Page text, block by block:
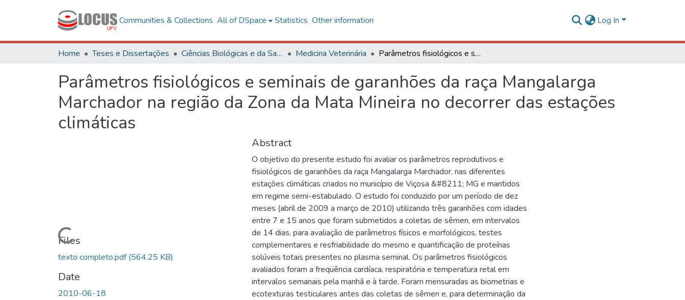
Communities & Collections All of DSpace Statistics Other information Log In
Home Teses e Dissertações Ciências Biológicas e da Saúde Medicina Veterinária Parâmetros fisiológicos e seminais de garanhões da raça Mangalarga Marchador na região da Zona da Mata Mineira no decorrer das estações climáticas
Parâmetros fisiológicos e seminais de garanhões da raça Mangalarga
Marchador na região da Zona da Mata Mineira no decorrer das estações
climáticas
Loading...
Files
texto completo.pdf(564.25 KB)
Date
2010-06-18
Abstract
O objetivo do presente estudo foi avaliar os parâmetros reprodutivos e
fisiológicos de garanhões da raça Mangalarga Marchador, nas diferentes
estações climáticas criados no município de Viçosa &#8211; MG e mantidos
em regime semi-estabulado. O estudo foi conduzido por um período de dez
meses (abril de 2009 a março de 2010) utilizando três garanhões com idades
entre 7 e 15 anos que foram submetidos a coletas de sêmen, em intervalos
de 14 dias, para avaliação de parâmetros físicos e morfológicos, testes
complementares e resfriabilidade do mesmo e quantificação de proteínas
solúveis totais presentes no plasma seminal. Os parâmetros fisiológicos
avaliados foram a freqüência cardíaca, respiratória e temperatura retal em
intervalos semanais pela manhã e à tarde. Foram mensuradas as biometrias e
ecotexturas testiculares antes das coletas de sêmen e, para determinação da